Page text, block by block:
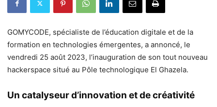
GOMYCODE, spécialiste de l’éducation digitale et de la
formation en technologies émergentes, a annoncé, le
vendredi 25 août 2023, l’inauguration de son tout nouveau
hackerspace situé au Pôle technologique El Ghazela.
Un catalyseur d’innovation et de créativité